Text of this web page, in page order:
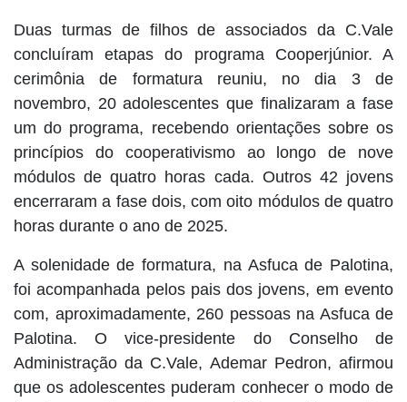
Duas turmas de filhos de associados da C.Vale
concluíram etapas do programa Cooperjúnior. A
cerimônia de formatura reuniu, no dia 3 de
novembro, 20 adolescentes que finalizaram a fase
um do programa, recebendo orientações sobre os
princípios do cooperativismo ao longo de nove
módulos de quatro horas cada. Outros 42 jovens
encerraram a fase dois, com oito módulos de quatro
horas durante o ano de 2025.
A solenidade de formatura, na Asfuca de Palotina,
foi acompanhada pelos pais dos jovens, em evento
com, aproximadamente, 260 pessoas na Asfuca de
Palotina. O vice-presidente do Conselho de
Administração da C.Vale, Ademar Pedron, afirmou
que os adolescentes puderam conhecer o modo de